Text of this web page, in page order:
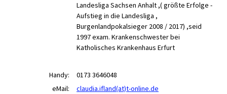
Landesliga Sachsen Anhalt ,( größte Erfolge -
Aufstieg in die Landesliga ,
Burgenlandpokalsieger 2008 / 2017) ,seid
1997 exam. Krankenschwester bei
Katholisches Krankenhaus Erfurt
Handy:
0173 3646048
eMail:
claudia.ifland(at)t-online.de